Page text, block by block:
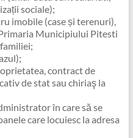
sociale);
imobile (case și terenuri),
Municipiului Pitesti
contract de
de stat sau chiriaş la
în care să se
care locuiesc la adresa